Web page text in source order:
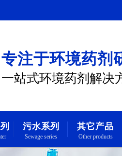
专注于环境药剂
一站式环境药剂解决
污水系列
Sewage series
其它产品
Other products